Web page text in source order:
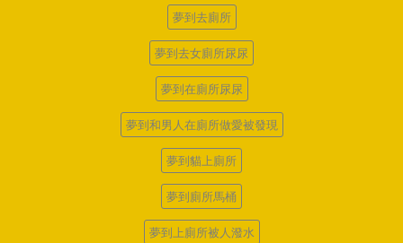
夢到去廁所
夢到去女廁所尿尿
夢到在廁所尿尿
夢到和男人在廁所做愛被發現
夢到貓上廁所
夢到廁所馬桶
夢到上廁所被人潑水